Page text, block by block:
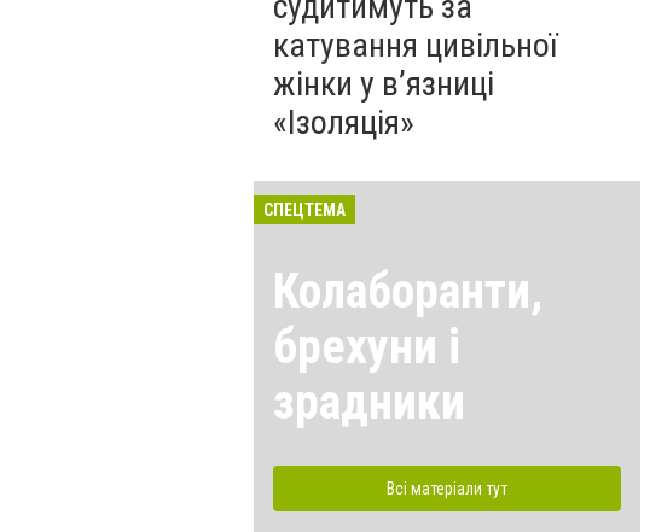
катування цивільної
жінки у в’язниці
«Ізоляція»
СПЕЦТЕМА
Колаборанти,
брехуни і
зрадники
Всі матеріали тут